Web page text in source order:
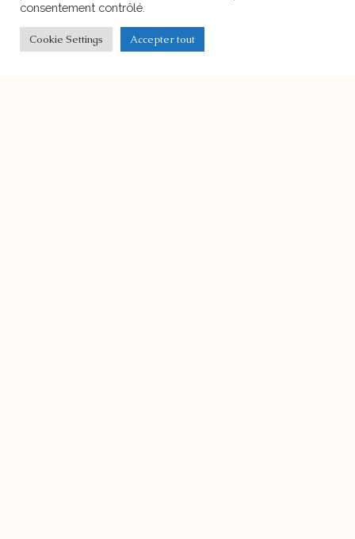
attente des parents, des apprenants.
parents dans un ensemble de relations
potentiellement dynamiques et favorables et qui ont